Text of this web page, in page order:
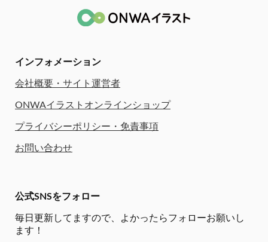
インフォメーション
会社概要・サイト運営者
ONWAイラストオンラインショップ
プライバシーポリシー・免責事項
お問い合わせ
公式SNSをフォロー
毎日更新してますので、
よかったらフォローお願いし
ます！